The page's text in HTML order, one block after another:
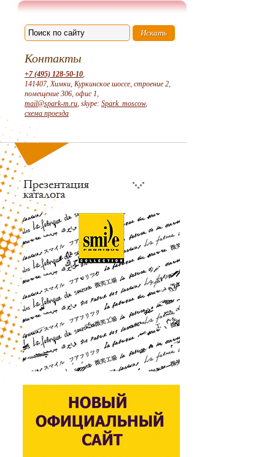
Контакты
+7 (495) 128-50-10,
141407, Химки, Куркинское шоссе, строение 2,
помещение 306, офис 1,
mail@spark-m.ru, skype: Spark_moscow,
схема проезда